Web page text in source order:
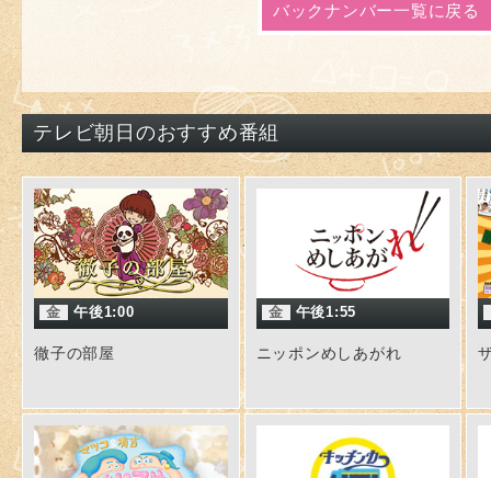
バックナンバー一覧に戻る
テレビ朝日のおすすめ番組
金 午後1:00
徹子の部屋
金 午後1:55
ニッポンめしあがれ